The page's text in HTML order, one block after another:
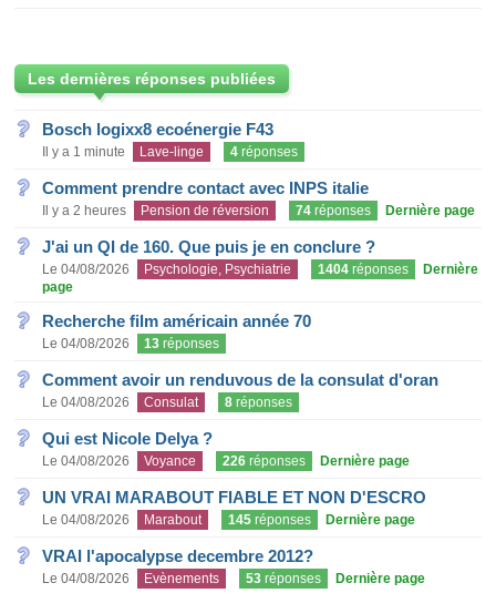
Les dernières réponses publiées
Bosch logixx8 ecoénergie F43
Il y a 1 minute Lave-linge 4 réponses
Comment prendre contact avec INPS italie
Il y a 2 heures Pension de réversion 74 réponses Dernière page
J'ai un QI de 160. Que puis je en conclure ?
Le 04/08/2026 Psychologie, Psychiatrie 1404 réponses
Dernière
page
Recherche film américain année 70
Le 04/08/2026 13 réponses
Comment avoir un renduvous de la consulat d'oran
Le 04/08/2026 Consulat 8 réponses
Qui est Nicole Delya ?
Le 04/08/2026 Voyance 226 réponses Dernière page
UN VRAI MARABOUT FIABLE ET NON D'ESCRO
Le 04/08/2026 Marabout 145 réponses Dernière page
VRAI l'apocalypse decembre 2012?
Le 04/08/2026 Evènements 53 réponses Dernière page